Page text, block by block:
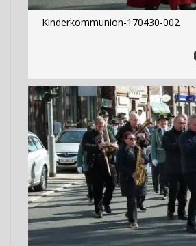
Kinderkommunion-170430-002